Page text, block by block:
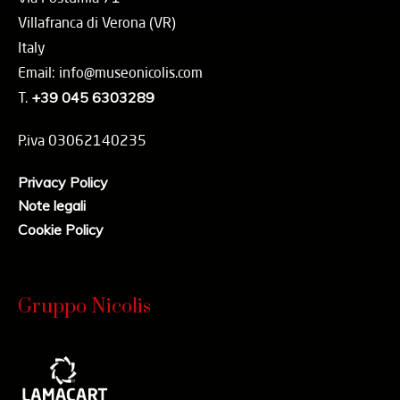
Villafranca di Verona (VR)
Italy
Email: info@museonicolis.com
T. +39 045 6303289
P.iva 03062140235
Privacy Policy
Note legali
Cookie Policy
Gruppo Nicolis